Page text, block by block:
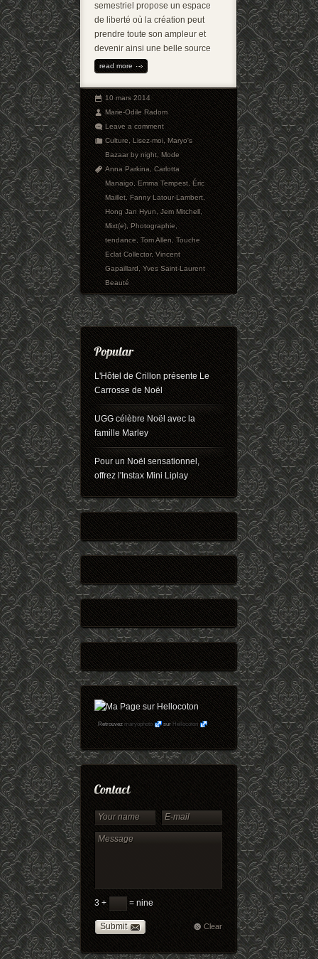
semestriel propose un espace
de liberté où la création peut
prendre toute son ampleur et
devenir ainsi une belle source
read more
10 mars 2014
Marie-Odile Radom
Leave a comment
Culture,Lisez-moi,Maryo's
Bazaar by night,Mode
Anna Parkina,Carlotta
Manaigo,Emma Tempest,Éric
Maillet,Fanny Latour-Lambert,
Hong Jan Hyun,Jem Mitchell,
Mixt(e),Photographie,
tendance,Tom Allen,Touche
Eclat Collector,Vincent
Gapaillard,Yves Saint-Laurent
Beauté
L'Hôtel de Crillon présente Le
Carrosse de Noël
UGG célèbre Noël avec la
famille Marley
Pour un Noël sensationnel,
offrez l'Instax Mini Liplay
Retrouvezmaryophoto surHellocoton
3 + = nine
Submit Clear